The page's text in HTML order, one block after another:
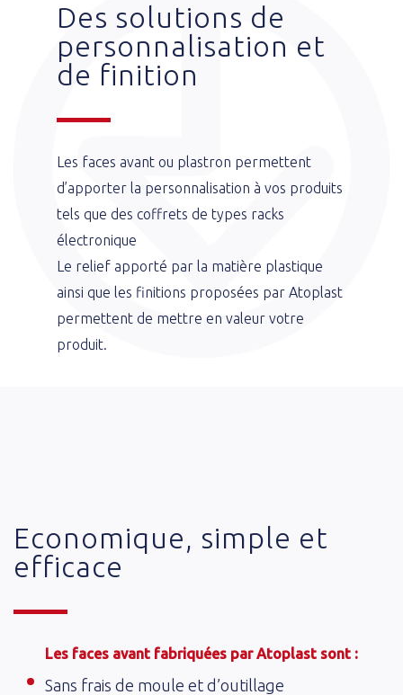
Des solutions de
personnalisation et
de finition
Les faces avant ou plastron permettent
d’apporter la personnalisation à vos produits
tels que des coffrets de types racks
électronique
Le relief apporté par la matière plastique
ainsi que les finitions proposées par Atoplast
permettent de mettre en valeur votre
produit.
Economique, simple et
efficace
Les faces avant fabriquées par Atoplast sont :
Sans frais de moule et d’outillage